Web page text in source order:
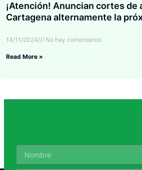
¡Atención! Anuncian cortes de
Cartagena alternamente la
14/11/2024 No hay comentarios
Read More »